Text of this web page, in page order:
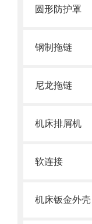
圆形防护罩
钢制拖链
尼龙拖链
机床排屑机
软连接
机床钣金外壳